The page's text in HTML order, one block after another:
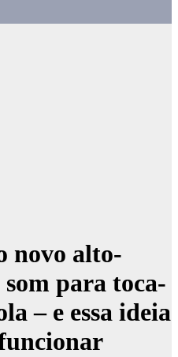
novo alto-
som para toca-
– e essa ideia